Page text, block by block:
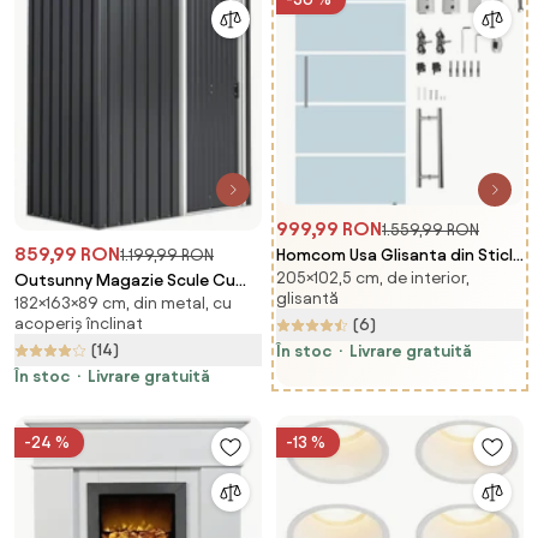
859,99 RON1.199,99 RON
Outsunny Magazie Scule Cu
Usa Glisanta Negru Usor De
Montat Cu 6 Compartimente
Stil Modern 163x89x182 cm |
Aosom Romania
182×163×89 cm, din metal, cu
acoperiș înclinat
(14)
În stoc
Livrare gratuită
999,99 RON1.559,99 RON
Homcom Usa Glisanta din Sticla
Satinata – 102,5×205 cm cu
Dungi Decorative | Aosom
Romania
205×102,5 cm, de interior,
glisantă
(6)
În stoc
Livrare gratuită
-24 % -13 %